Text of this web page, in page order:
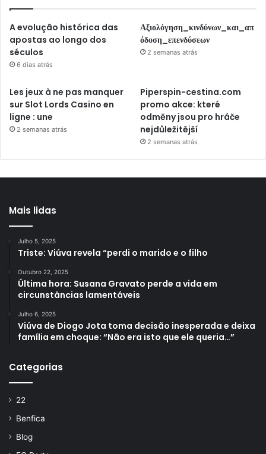
A evolução histórica das
apostas ao longo dos
séculos
6 dias atrás
Αξιολόγηση_κινδύνων_και_απ
όδοση_επενδύσεων
2 semanas atrás
Les jeux à ne pas manquer
sur Slot Lords Casino en
ligne : une
2 semanas atrás
Piperspin-cestina.com
promo akce: které
odměny jsou pro hráče
nejdůležitější
2 semanas atrás
Mais lidas
Julho 5, 2025
Triste: Viúva revela “perdi o marido e o filho
Outubro 22, 2025
Última hora: Susana Gravato perde a vida em
circunstâncias lamentáveis
Julho 6, 2025
Viúva de Diogo Jota toma decisão inesperada e deixa
família em choque: “Não era isto que ele queria…”
Categorias
22
Benfica
Blog